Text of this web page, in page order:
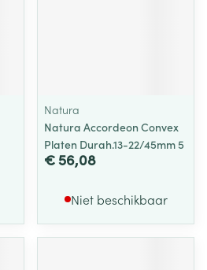
Natura
Natura Accordeon Convex
Platen Durah.13-22/45mm 5
€ 56,08
Niet beschikbaar